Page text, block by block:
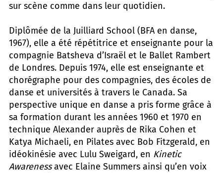
sur scène comme dans leur quotidien.
Diplômée de la Juilliard School (BFA en danse,
1967), elle a été répétitrice et enseignante pour la
compagnie Batsheva d’Israël et le Ballet Rambert
de Londres. Depuis 1974, elle est enseignante et
chorégraphe pour des compagnies, des écoles de
danse et universités à travers le Canada. Sa
perspective unique en danse a pris forme grâce à
sa formation durant les années 1960 et 1970 en
technique Alexander auprès de Rika Cohen et
Katya Michaeli, en Pilates avec Bob Fitzgerald, en
idéokinésie avec Lulu Sweigard, en Kinetic
Awarenessavec Elaine Summers ainsi qu’en voix